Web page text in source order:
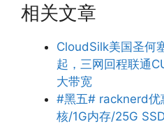
相关文章
CloudSilk美国圣何
起，三网回程联通
大带宽
#黑五# racknerd优
核/1G内存/25G